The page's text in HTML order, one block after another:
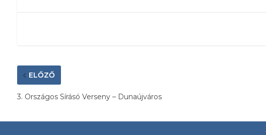
ELŐZŐ
3. Országos Sírásó Verseny – Dunaújváros